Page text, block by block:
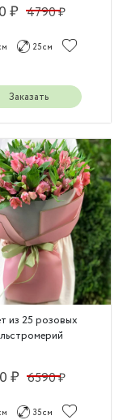
₽ 4790 ₽
25 см
Заказать
из 25 розовых
₽ 6590 ₽
35 см